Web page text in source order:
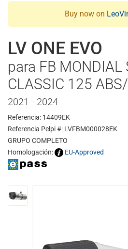
Buy now on
LV ONE EVO
para FB MONDIAL
CLASSIC 125
2021 - 2024
Referencia: 14409EK
Referencia Pelpi #: LVFBM000028EK
GRUPO COMPLETO
Homologación:
EU-Approved